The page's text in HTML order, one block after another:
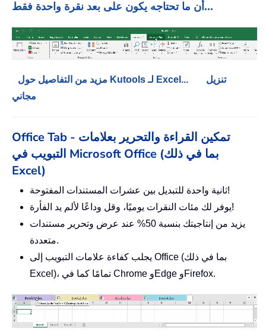
أن ما تحتاجه يكون على بعد نقرة واحدة فقط...
مزيد من التفاصيل حول Kutools لـ Excel...
تنزيل
مجاني
Office Tab - تمكين القراءة والتحرير بعلامات
التبويب في Microsoft Office (بما في ذلك
Excel)
ثانية واحدة للتبديل بين عشرات المستندات المفتوحة!
يوفر لك مئات النقرات يوميًا، وقل وداعًا لألم يد الفأرة!
يزيد من إنتاجيتك بنسبة 50% عند عرض وتحرير مستندات
متعددة.
يجلب كفاءة علامات التبويب إلى Office (بما في ذلك
Excel)، تمامًا كما في Chrome وEdge وFirefox.